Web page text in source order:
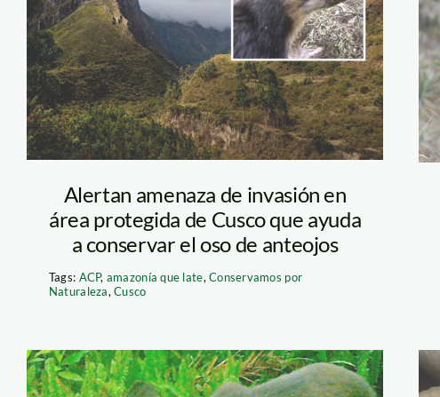
veronica—
conservamos-
por-naturaleza1
Alertan amenaza de invasión en
área protegida de Cusco que ayuda
a conservar el oso de anteojos
Tags: ACP, amazonía que late,Conservamos por
Naturaleza,Cusco